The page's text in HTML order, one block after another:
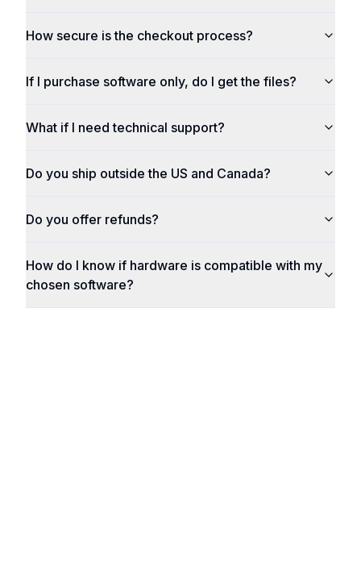
How secure is the checkout process?
If I purchase software only, do I get the files?
What if I need technical support?
Do you ship outside the US and Canada?
Do you offer refunds?
How do I know if hardware is compatible with my
chosen software?